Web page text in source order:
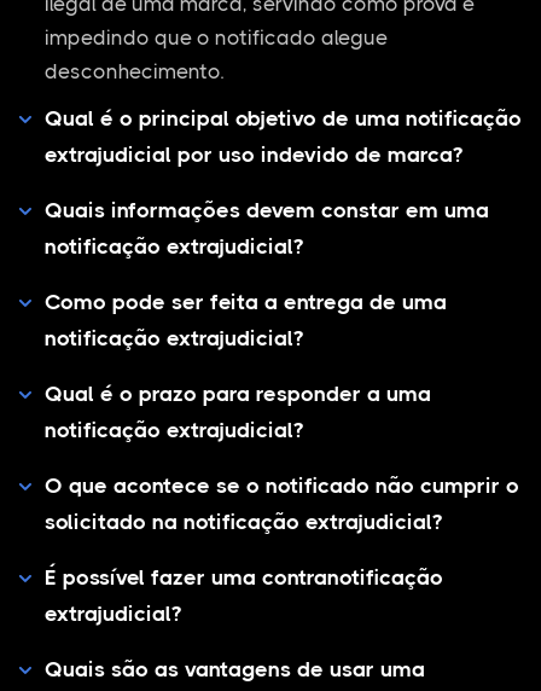
impedindo que o notificado alegue
desconhecimento.
Qual é o principal objetivo de uma notificação
extrajudicial por uso indevido de marca?
Quais informações devem constar em uma
notificação extrajudicial?
Como pode ser feita a entrega de uma
notificação extrajudicial?
Qual é o prazo para responder a uma
notificação extrajudicial?
O que acontece se o notificado não cumprir o
solicitado na notificação extrajudicial?
É possível fazer uma contranotificação
extrajudicial?
Quais são as vantagens de usar uma